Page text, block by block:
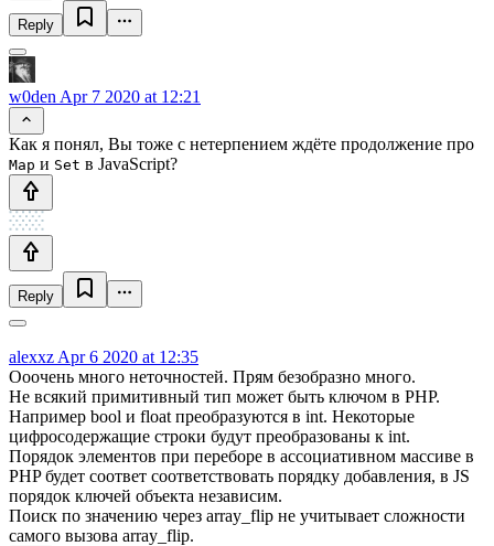
Reply
w0den Apr 7 2020 at 12:21
Как я понял, Вы тоже с нетерпением ждёте продолжение про
Map и Set в JavaScript?
Reply
alexxz Apr 6 2020 at 12:35
Ооочень много неточностей. Прям безобразно много.
Не всякий примитивный тип может быть ключом в PHP.
Например bool и float преобразуются в int. Некоторые
цифросодержащие строки будут преобразованы к int.
Порядок элементов при переборе в ассоциативном массиве в
PHP будет соответ соответствовать порядку добавления, в JS
порядок ключей объекта независим.
Поиск по значению через array_flip не учитывает сложности
самого вызова array_flip.